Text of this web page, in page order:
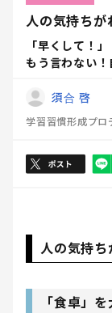
人の気持ちが
「早くして！
もう言わない
須合 啓
学習習慣形成プロ
人の気持ち
「食卓」